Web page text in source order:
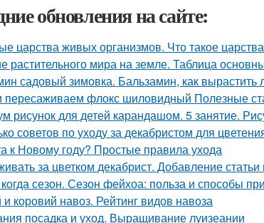
обновления на сайте:
царства живых организмов. Что такое
растительного мира на земле. Таблица
садовый зимовка. Бальзамин, как вырастить
пересаживаем флокс шиловидный Полезные
рисунок для детей карандашом. 5 занятие.
советов по уходу за декабристом для
к Новому году? Простые правила ухода
за цветком декабрист. Добавление
сезон. Сезон фейхоа: польза и способы
и коровий навоз. Рейтинг видов навоза
посадка и уход. Выращивание луизеании